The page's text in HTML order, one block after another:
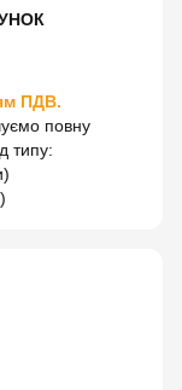
ПДВ.
повну
типу: